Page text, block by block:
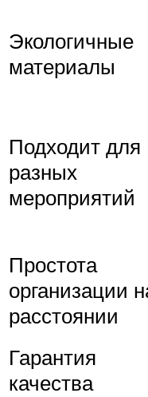
Экологичные
материалы
Подходит для
разных
мероприятий
Простота
организации
расстоянии
Гарантия
качества